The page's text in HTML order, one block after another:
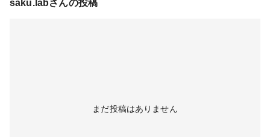
saku.labさんの投稿
まだ投稿はありません